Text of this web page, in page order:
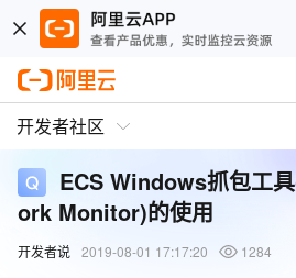
开发者社区
ECS Windows抓包工
ork Monitor)的使用
开发者说 2019-08-01 17:17:20
1284